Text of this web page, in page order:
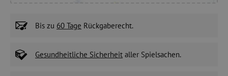
Bis zu 60 Tage Rückgaberecht.
Gesundheitliche Sicherheit aller Spielsachen.